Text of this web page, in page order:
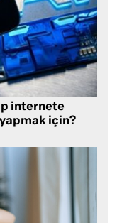
internete
için?